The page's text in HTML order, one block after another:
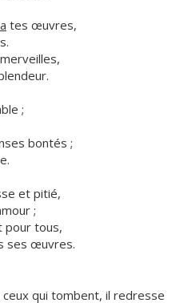
a tes œuvres,
;
bontés ;
et pitié,
;
pour tous,
ses œuvres.
qui tombent, il redresse